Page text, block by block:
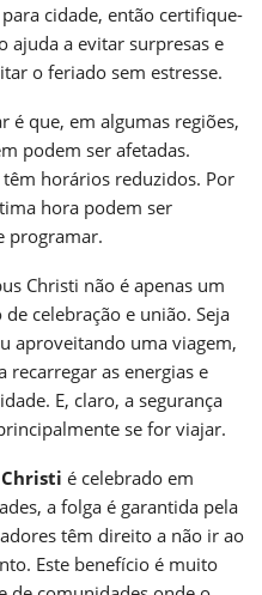
cidade, então certifique-
ajuda a evitar surpresas e
o feriado sem estresse.
que, em algumas regiões,
podem ser afetadas.
horários reduzidos. Por
hora podem ser
programar.
Christi não é apenas um
celebração e união. Seja
aproveitando uma viagem,
as energias e
E, claro, a segurança
se for viajar.
é celebrado em
a folga é garantida pela
têm direito a não ir ao
Este benefício é muito